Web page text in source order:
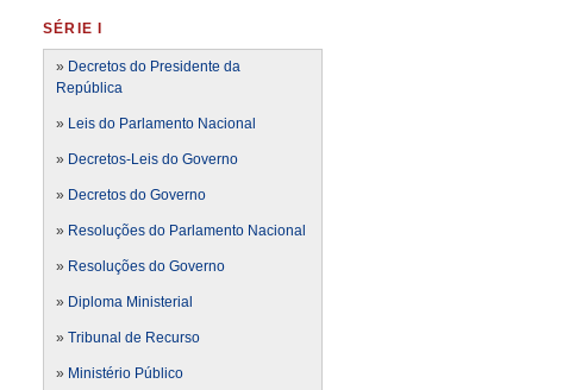
SÉRIE I
» Decretos do Presidente da
República
» Leis do Parlamento Nacional
» Decretos-Leis do Governo
» Decretos do Governo
» Resoluções do Parlamento Nacional
» Resoluções do Governo
» Diploma Ministerial
» Tribunal de Recurso
» Ministério Público